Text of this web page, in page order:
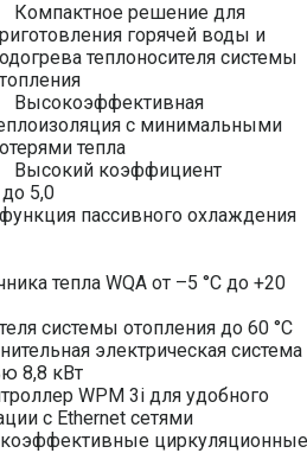
Компактное решение для
горячей воды и
теплоносителя системы
Высокоэффективная
с минимальными
тепла
Высокий коэффициент
5,0
пассивного охлаждения
тепла WQA от –5 °C до +20
системы отопления до 60 °C
электрическая система
8,8 кВт
WPM 3i для удобного
с Ethernet сетями
циркуляционные